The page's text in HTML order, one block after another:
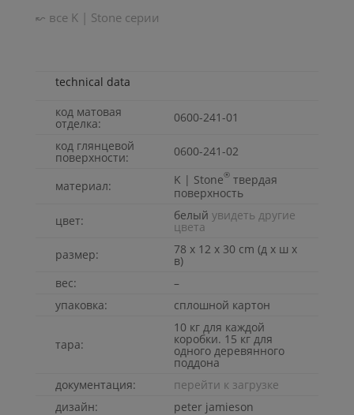
↜ все K | Stoneсерии
technical data
код матовая
отделка:
0600-241-01
код глянцевой
поверхности: 0600-241-02
материал: K | Stone®твердая
поверхность
цвет:
белый увидеть другие
цвета
размер:
78 x 12 x 30 cm (д x ш x
в)
вес:
–
упаковка:
сплошной картон
тара:
10 кг для каждой
коробки. 15 кг для
одного деревянного
поддона
документация:
перейти к загрузке
дизайн:
peter jamieson